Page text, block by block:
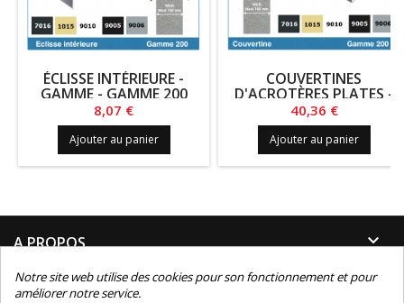
ÉCLISSE INTÉRIEURE -
GAMME - GAMME 200
Prix
8,07 €
Ajouter au panier
COUVERTINES
D'ACROTÈRES PLATES -
GAMME 200
Prix
40,36 €
Ajouter au panier
A PROPOS 
INFORMATIONS 
Notre site web utilise des cookies pour son fonctionnement et pour
améliorer notre service.